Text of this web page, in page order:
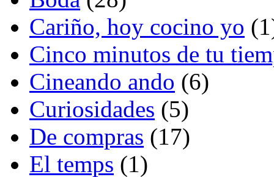
Cariño, hoy cocino yo
Cinco minutos de tu
Cineando ando (6)
Curiosidades (5)
De compras (17)
El temps (1)